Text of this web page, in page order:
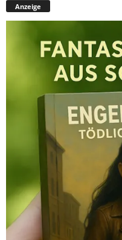
Anzeige